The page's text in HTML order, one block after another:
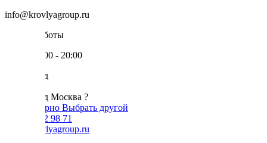
info@krovlyagroup.ru
Режим работы
Пн-Пт: 9:00 - 20:00
Ваш город
Ваш город Москва ?
Да, все верно Выбрать другой
+7 985 002 98 71
info@krovlyagroup.ru